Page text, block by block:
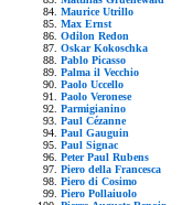
Maurice Utrillo
Max Ernst
Odilon Redon
Oskar Kokoschka
Pablo Picasso
Palma il Vecchio
Paolo Uccello
Paolo Veronese
Parmigianino
Paul Cézanne
Paul Gauguin
Paul Signac
Peter Paul Rubens
Piero della Francesca
Piero di Cosimo
Piero Pollaiuolo